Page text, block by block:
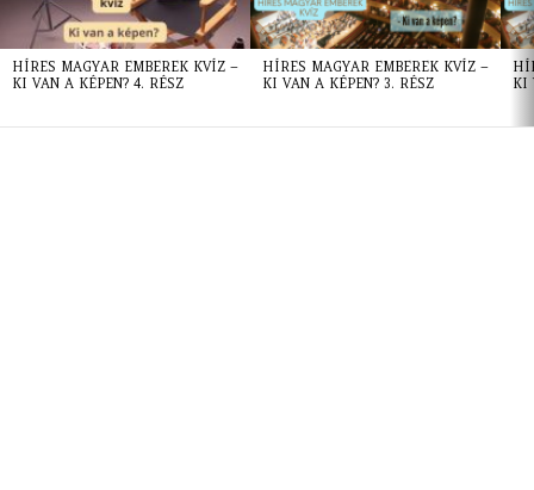
HÍRES MAGYAR EMBEREK KVÍZ –
KI VAN A KÉPEN? 4. RÉSZ
HÍRES MAGYAR EMBEREK KVÍZ –
KI VAN A KÉPEN? 3. RÉSZ
KI